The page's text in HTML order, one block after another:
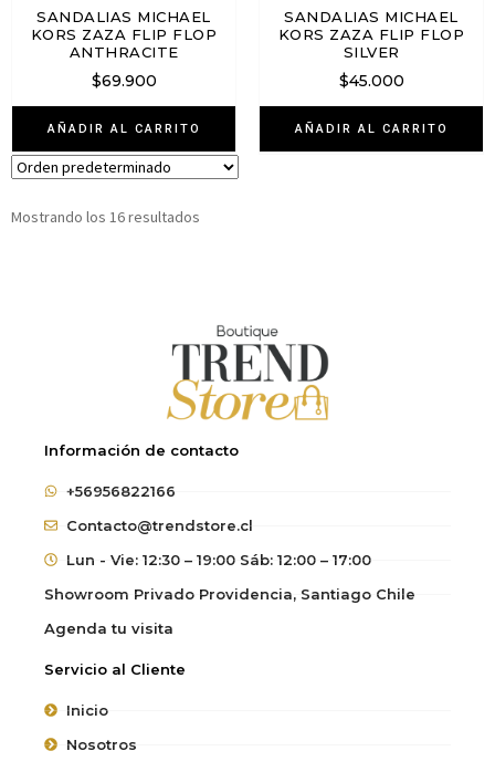
SANDALIAS MICHAEL
KORS ZAZA FLIP FLOP
ANTHRACITE
$69.900
AÑADIR AL CARRITO
SANDALIAS MICHAEL
KORS ZAZA FLIP FLOP
SILVER
$45.000
AÑADIR AL CARRITO
Mostrando los 16 resultados
Información de contacto
+56956822166
Contacto@trendstore.cl
Lun - Vie: 12:30 – 19:00 Sáb: 12:00 – 17:00
Showroom Privado Providencia, Santiago Chile
Agenda tu visita
Servicio al Cliente
Inicio
Nosotros